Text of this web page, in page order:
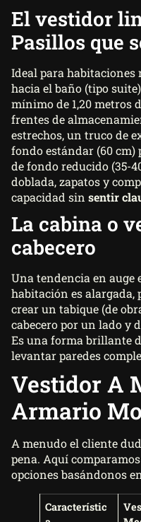
El vestidor
Pasillos que
Ideal para habitaciones
hacia el baño (tipo
mínimo de 1,20 metros
frentes de
estrechos, un truco de
fondo estándar (60 cm)
de fondo reducido (35-
doblada, zapatos y
capacidad sin sentir
La cabina o
cabecero
Una tendencia en auge
habitación es alargada,
crear un tabique (de
cabecero por un lado y
Es una forma brillante
levantar paredes
Vestidor A
Armario
A menudo el cliente
pena. Aquí
opciones basándonos
Característic